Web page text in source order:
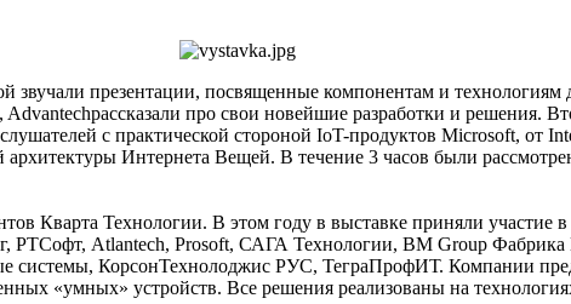
звучали презентации, посвященные компонентам и технологиям
про свои новейшие разработки и решения.
с практической стороной IoT-продуктов Microsoft, от
Интернета Вещей. В течение 3 часов были
Кварта Технологии. В этом году в выставке приняли участие
Atlantech, Prosoft, САГА Технологии, BM Group Фабрика
системы, КорсонТехнолоджис РУС, ТеграПрофИТ. Компании
«умных» устройств. Все решения реализованы на